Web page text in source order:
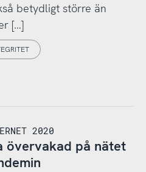
betydligt större än
[…]
2020
övervakad på nätet